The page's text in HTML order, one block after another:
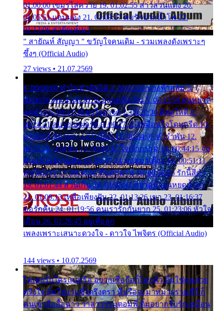
01:00:00 เขมรไล่ควาย 19. 01:02:55 สาวสวนแตง 20.
01:05:51 แอบมอง 21. 01:09:27 พบรักปากน้ำโพ 22.
01:13:06 สายัณห์เมา
" สายัณห์ สัญญา " ขวัญใจคนเดิม - รวมเพลงดังเพราะๆ
ซึ้งๆ (Official Audio)
27 views • 21.07.2569
1. 00:00:00 ทำไมทำฉันได้ 2. 00:03:20 นางฟ้าสลัม 3.
00:06:50 คน 4. 00:10:36 บุญเหลือเกิน 5. 00:13:58 ฝนหยาด
สุดท้าย 6. 00:17:30 ยาใจยาจก 7. 00:20:30 คิดดูให้ดี 8.
00:24:21 ลบรอยแผลรัก 9. 00:27:35 เหมือนใจโดนกรีด 10.
00:30:54 ขบวนการเปาเปียว 11. 00:34:05 คำรำพัน 12.
00:37:20 ปาหนัน 13. 00:40:37 ใจเจ้ากรรม 14. 00:44:15 จูบ
ฉันแล้วจงตายเสีย 15. 00:47:24 ขอสูมาเต๊อะ 16. 00:51:11
คนใจมาร 17. 00:54:50 คืนทรมาน 18. 00:58:25 รักนี้สีดำ
19. 01:01:44 ส่วนเกิน 20. 01:05:42 หยาดน้ำฝนหยดน้ำตา
21. 01:09:13 เหลือเพียงฝัน 22. 01:13:26 เขา 23. 01:16:37
ขอรักคืน 24. 01:19:56 คนเรารักกันยาก 25. 01:23:06 หัวใจ
เถื่อน 26. 01:26:45 อยู่เพื่อลูก
เพลงเพราะเสนาะดวงใจ - ดาวใจ ไพจิตร (Official Audio)
144 views • 10.07.2569
ไม่เคยรักใครแน่หรือ อยากเชื่อถือก็ไม่กล้า ติ๋มใช่คนสวย
ตรึงใจ ติ๋มใช่งามซึ้งตรึงตรา พี่หรือจะมาหมายร่วมชีวี ก็
คนเขาลืออื้อฉาว ว่าสาวๆรุมตอมพี่ ติ๋มอยากรับรักเหมือน